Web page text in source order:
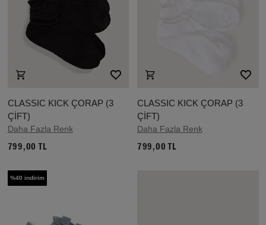
CLASSIC KICK ÇORAP (3
ÇİFT)
Daha Fazla Renk
799,00 TL
CLASSIC KICK ÇORAP (3
ÇİFT)
Daha Fazla Renk
799,00 TL
%40 indirim